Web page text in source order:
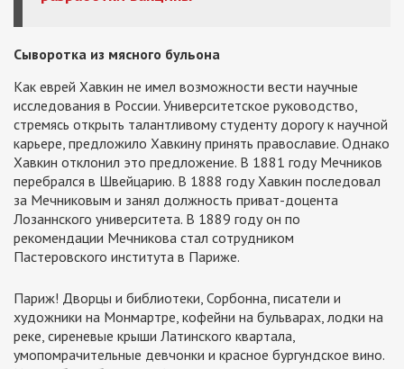
Сыворотка из мясного бульона
Как еврей Хавкин не имел возможности вести научные
исследования в России. Университетское руководство,
стремясь открыть талантливому студенту дорогу к научной
карьере, предложило Хавкину принять православие. Однако
Хавкин отклонил это предложение. В 1881 году Мечников
перебрался в Швейцарию. В 1888 году Хавкин последовал
за Мечниковым и занял должность приват-доцента
Лозаннского университета. В 1889 году он по
рекомендации Мечникова стал сотрудником
Пастеровского института в Париже.
Париж! Дворцы и библиотеки, Сорбонна, писатели и
художники на Монмартре, кофейни на бульварах, лодки на
реке, сиреневые крыши Латинского квартала,
умопомрачительные девчонки и красное бургундское вино.